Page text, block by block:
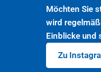
Möchten Sie
wird
Einblicke und
Zu